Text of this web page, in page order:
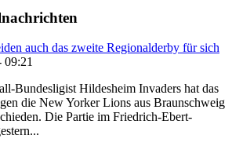
auch das zweite Regionalderby für sich
09:21
Bundesligist Hildesheim Invaders hat das
die New Yorker Lions aus Braunschweig
Die Partie im Friedrich-Ebert-